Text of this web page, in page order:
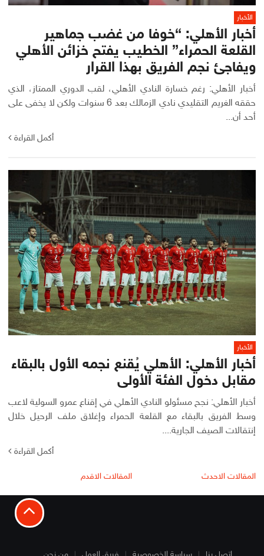
الأخبار
أخبار الأهلي: “خوفا من غضب جماهير
القلعة الحمراء” الخطيب يفتح خزائن الأهلي
ويفاجئ نجم الفريق بهذا القرار
أخبار الأهلي: رغم خسارة النادي الأهلي، لقب الدوري الممتاز، الذي
حققه الغريم التقليدي نادي الزمالك بعد 6 سنوات ولكن لا يخفى على
أحد أن...
أكمل القراءة
الأخبار
أخبار الأهلي: الأهلي يُقنع نجمه الأول بالبقاء
مقابل دخول الفئة الأولى
أخبار الأهلي: نجح مسئولو النادي الأهلي في إقناع عمرو السولية لاعب
وسط الفريق بالبقاء مع القلعة الحمراء وإغلاق ملف الرحيل خلال
إنتقالات الصيف الجارية....
أكمل القراءة
تصفّح
المقالات
المقالات الاقدم المقالات الاحدث